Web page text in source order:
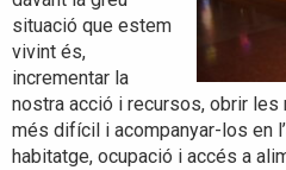
situació que estem
vivint és,
incrementar la
nostra acció i recursos, obrir
més difícil i acompanyar-los en
habitatge, ocupació i accés a